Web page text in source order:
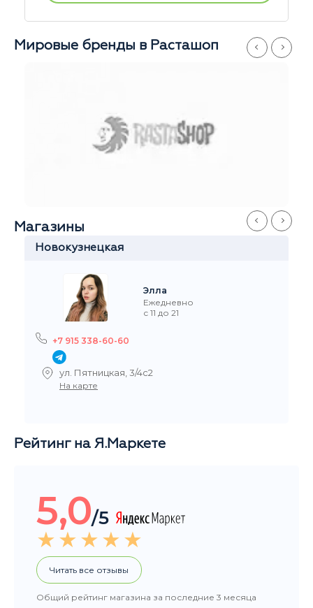
Мировые бренды в Расташоп
Магазины
Новокузнецкая
Элла
Ежедневно
с 11 до 21
+7 915 338-60-60
ул. Пятницкая, 3/4с2
На карте
Рейтинг на Я.Маркете
5,0/5
Читать все отзывы
Общий рейтинг магазина за последние 3 месяца